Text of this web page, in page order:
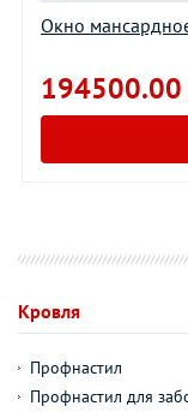
Окно
194500.00
Кровля
Профнастил
Профнастил для